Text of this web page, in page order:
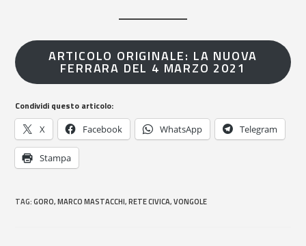
ARTICOLO ORIGINALE: LA NUOVA
FERRARA DEL 4 MARZO 2021
Condividi questo articolo:
X Facebook WhatsApp Telegram
Stampa
TAG:GORO, MARCO MASTACCHI, RETE CIVICA, VONGOLE